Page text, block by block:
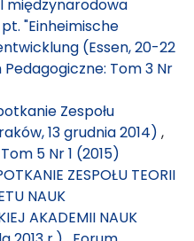
międzynarodowa
"Einheimische
(Essen, 20-22
Pedagogiczne: Tom 3 Nr
Zespołu
13 grudnia 2014) ,
5 Nr 1 (2015)
ZESPOŁU TEORII
NAUK
AKADEMII NAUK